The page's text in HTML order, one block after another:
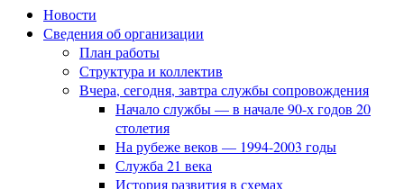
Новости
Сведения об организации
План работы
Структура и коллектив
Вчера, сегодня, завтра службы сопровождения
Начало службы — в начале 90-х годов 20
столетия
На рубеже веков — 1994-2003 годы
Служба 21 века
История развития в схемах